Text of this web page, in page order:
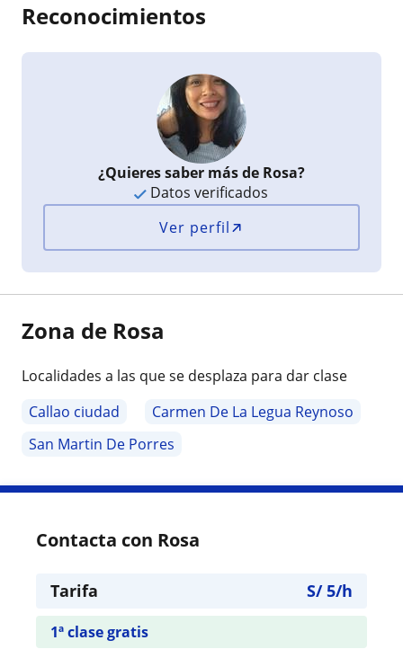
Reconocimientos
¿Quieres saber más de Rosa?
Datos verificados
Ver perfil
Zona de Rosa
Localidades a las que se desplaza para dar clase
Callao ciudad
Carmen De La Legua Reynoso
San Martin De Porres
Contacta con Rosa
Tarifa S/5/h
1ª clase gratis